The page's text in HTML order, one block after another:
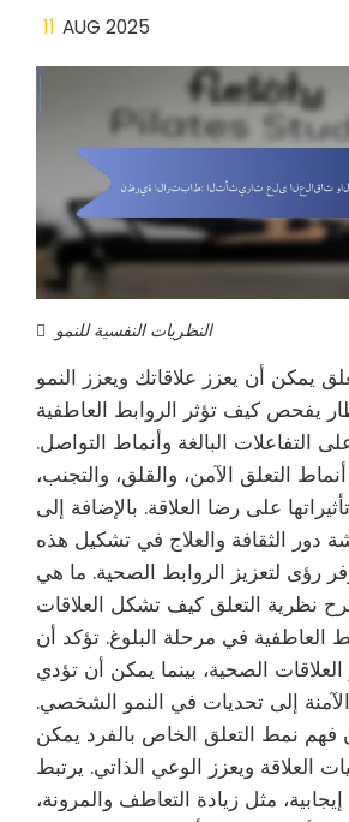
11 AUG 2025
النظريات النفسية للنمو
يمكن أن يعزز علاقاتك ويعزز النمو
يفحص كيف تؤثر الروابط العاطفية
التفاعلات البالغة وأنماط التواصل.
التعلق الآمن، والقلق، والتجنب،
على رضا العلاقة. بالإضافة إلى
دور الثقافة والعلاج في تشكيل هذه
رؤى لتعزيز الروابط الصحية. ما هي
نظرية التعلق كيف تشكل العلاقات
العاطفية في مرحلة البلوغ. تؤكد أن
العلاقات الصحية، بينما يمكن أن تؤدي
إلى تحديات في النمو الشخصي.
فهم نمط التعلق الخاص بالفرد يمكن
العلاقة ويعزز الوعي الذاتي. يرتبط
إيجابية، مثل زيادة التعاطف والمرونة،